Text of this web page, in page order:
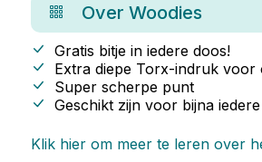
Over Woodies
Gratis bitje in iedere doos!
Extra diepe Torx-indruk voor
Super scherpe punt
Geschikt zijn voor bijna
Klik hier om meer te leren over